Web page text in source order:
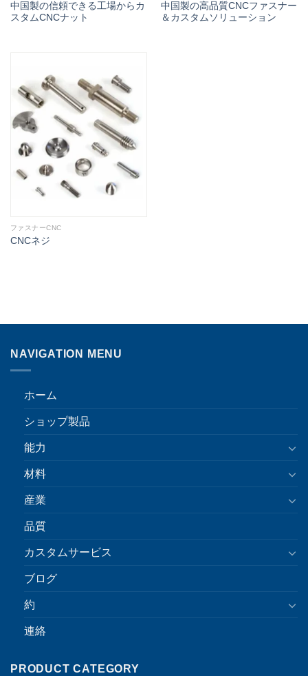
中国製の信頼できる工場からカ
スタムCNCナット
中国製の高品質CNCファスナー
＆カスタムソリューション
ファスナーCNC
CNCネジ
NAVIGATION MENU
ホーム
ショップ製品
能力
材料
産業
品質
カスタムサービス
ブログ
約
連絡
PRODUCT CATEGORY